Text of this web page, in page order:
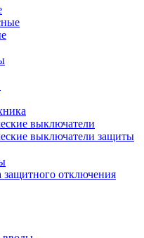
выключатели
выключатели защиты
защитного отключения